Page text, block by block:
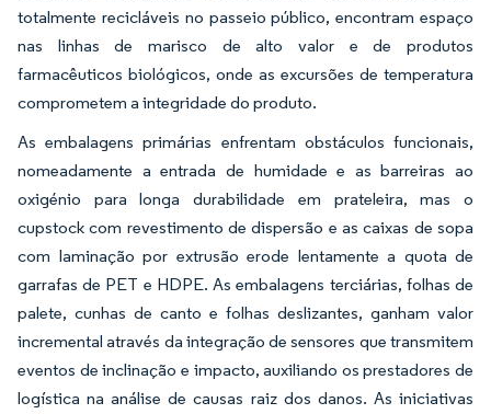
totalmente recicláveis no passeio público, encontram espaço
nas linhas de marisco de alto valor e de produtos
farmacêuticos biológicos, onde as excursões de temperatura
comprometem a integridade do produto.
As embalagens primárias enfrentam obstáculos funcionais,
nomeadamente a entrada de humidade e as barreiras ao
oxigénio para longa durabilidade em prateleira, mas o
cupstock com revestimento de dispersão e as caixas de sopa
com laminação por extrusão erode lentamente a quota de
garrafas de PET e HDPE. As embalagens terciárias, folhas de
palete, cunhas de canto e folhas deslizantes, ganham valor
incremental através da integração de sensores que transmitem
eventos de inclinação e impacto, auxiliando os prestadores de
logística na análise de causas raiz dos danos. As iniciativas